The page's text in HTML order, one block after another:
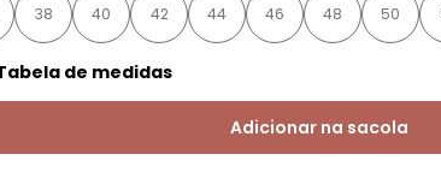
38 40 42 44 46 48 50
de medidas
Adicionar na sacola